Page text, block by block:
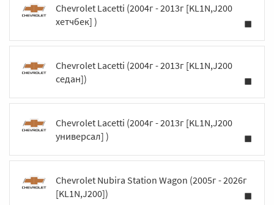
Chevrolet Lacetti (2004г - 2013г [KL1N,J200
хетчбек] )
Chevrolet Lacetti (2004г - 2013г [KL1N,J200
седан])
Chevrolet Lacetti (2004г - 2013г [KL1N,J200
универсал] )
Chevrolet Nubira Station Wagon (2005г - 2026г
[KL1N,J200])